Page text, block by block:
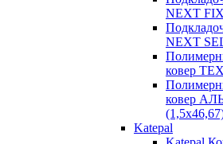
NEXT
NEXT
ковер
ковер
Katepal